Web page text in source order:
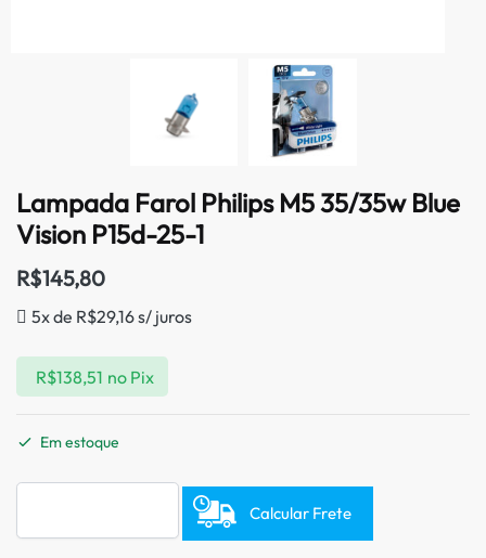
Lampada Farol Philips M5 35/35w Blue
Vision P15d-25-1
R$145,80
5x de R$29,16s/ juros
R$138,51 no Pix
Em estoque
Calcular Frete